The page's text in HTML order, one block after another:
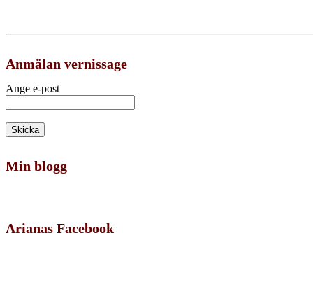
Anmälan vernissage
Ange e-post
Min blogg
Arianas Facebook